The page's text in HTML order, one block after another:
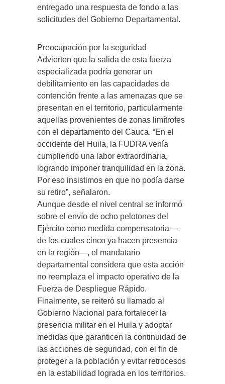
entregado una respuesta de fondo a las
solicitudes del Gobierno Departamental.
Preocupación por la seguridad
Advierten que la salida de esta fuerza
especializada podría generar un
debilitamiento en las capacidades de
contención frente a las amenazas que se
presentan en el territorio, particularmente
aquellas provenientes de zonas limítrofes
con el departamento del Cauca. “En el
occidente del Huila, la FUDRA venía
cumpliendo una labor extraordinaria,
logrando imponer tranquilidad en la zona.
Por eso insistimos en que no podía darse
su retiro”, señalaron.
Aunque desde el nivel central se informó
sobre el envío de ocho pelotones del
Ejército como medida compensatoria —
de los cuales cinco ya hacen presencia
en la región—, el mandatario
departamental considera que esta acción
no reemplaza el impacto operativo de la
Fuerza de Despliegue Rápido.
Finalmente, se reiteró su llamado al
Gobierno Nacional para fortalecer la
presencia militar en el Huila y adoptar
medidas que garanticen la continuidad de
las acciones de seguridad, con el fin de
proteger a la población y evitar retrocesos
en la estabilidad lograda en los territorios.